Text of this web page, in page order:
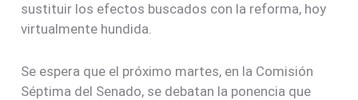
sustituir los efectos buscados con la reforma, hoy
virtualmente hundida.
Se espera que el próximo martes, en la Comisión
Séptima del Senado, se debatan la ponencia que